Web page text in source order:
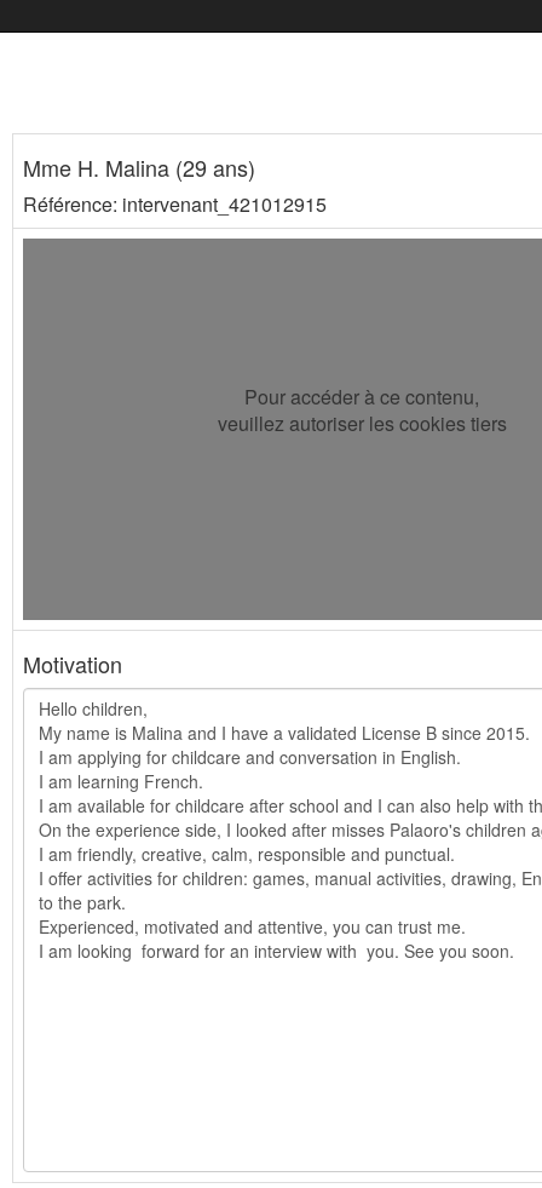
Mme H. Malina (29 ans)
Référence: intervenant_421012915
Pour accéder à ce contenu,
veuillez autoriser les cookies tiers
Motivation